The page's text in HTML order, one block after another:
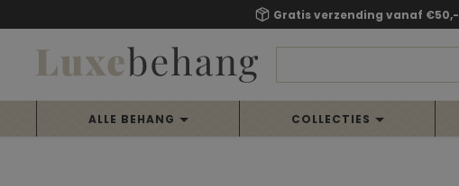
Gratis verzending vanaf €50,-
ALLE BEHANG COLLECTIES